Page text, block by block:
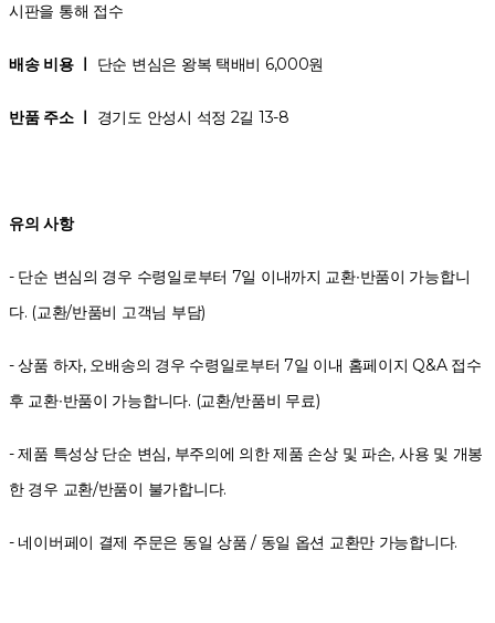
시판을 통해 접수
배송 비용 ㅣ 단순 변심은 왕복 택배비 6,000원
반품 주소 ㅣ 경기도 안성시 석정 2길 13-8
유의 사항
- 단순 변심의 경우 수령일로부터 7일 이내까지 교환∙반품이 가능합니
다. (교환/반품비 고객님 부담)
- 상품 하자, 오배송의 경우 수령일로부터 7일 이내 홈페이지 Q&A 접수
후 교환∙반품이 가능합니다. (교환/반품비 무료)
- 제품 특성상 단순 변심, 부주의에 의한 제품 손상 및 파손, 사용 및 개봉
한 경우 교환/반품이 불가합니다.
- 네이버페이 결제 주문은 동일 상품 / 동일 옵션 교환만 가능합니다.